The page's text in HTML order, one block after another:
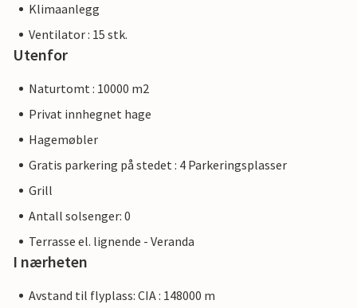
Klimaanlegg
Ventilator : 15 stk.
Utenfor
Naturtomt : 10000 m2
Privat innhegnet hage
Hagemøbler
Gratis parkering på stedet : 4 Parkeringsplasser
Grill
Antall solsenger: 0
Terrasse el. lignende - Veranda
I nærheten
Avstand til flyplass: CIA : 148000 m